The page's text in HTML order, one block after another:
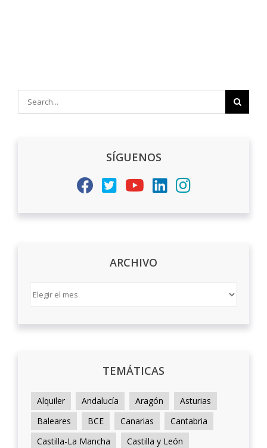
SÍGUENOS
ARCHIVO
ARCHIVO
TEMÁTICAS
Alquiler Andalucía Aragón
Asturias
Baleares
BCE Canarias
Cantabria
Castilla-La Mancha
Castilla y León